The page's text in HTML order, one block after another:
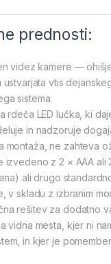
prednosti:
videz kamere —
ustvarjata vtis
sistema.
rdeča LED lučka, ki
in nadzoruje
montaža, ne zahteva
izvedeno z 2 × AAA ali
ali drugo
v skladu z izbranim
rešitev za dodatno
vidna mesta, kjer ni
in kjer je